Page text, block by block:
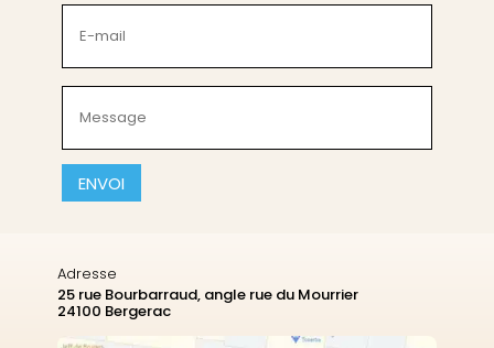
(Nécessaire)
mail
(Nécessaire)
(Nécessaire)
CAPTCHA
Adresse
25 rue Bourbarraud, angle rue du Mourrier
24100 Bergerac